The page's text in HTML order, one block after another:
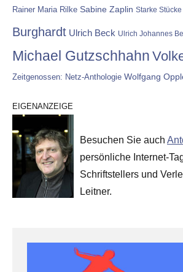
Rainer Maria Rilke Sabine Zaplin Starke Stücke
Burghardt Ulrich Beck Ulrich Johannes
Michael Gutzschhahn
Zeitgenossen: Netz-Anthologie Wolfgang
EIGENANZEIGE
Besuchen Sie auch
persönliche Internet-
Schriftstellers und
Leitner.